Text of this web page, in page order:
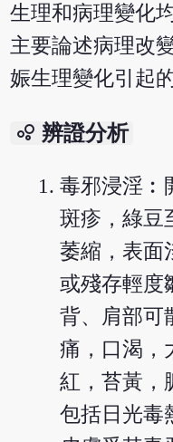
生理和病理變化
主要論述病理改
娠生理變化引起
bubble_chart 辨證分析
毒邪浸淫︰
斑疹，綠豆
萎縮，表面
或殘存輕度
背、肩部可
痛，口渴，
紅，苔黃，
包括日光毒